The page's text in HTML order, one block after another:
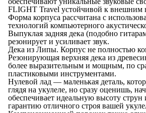
FLIGHT Travel устойчивой к внешним
Форма корпуса рассчитана с
технологий компьютерного
Выпуклая задняя дека (подобно
резонирует и усиливает звук.
Дека из Липы. Корпус не полностью
Резонирующая верхняя дека из
более выразительным и мощным, по
пластиковыми инструментами.
Нулевой лад — маленькая деталь,
глядя на укулеле, но сразу оценишь,
обеспечивает идеальную высоту
гарантию отличного строя вашей